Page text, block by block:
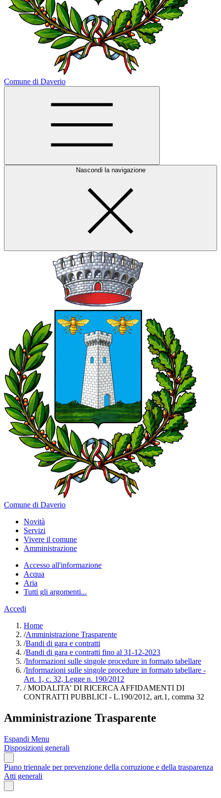
Comune di Daverio
Nascondi la navigazione
Comune di Daverio
Novità
Servizi
Vivere il comune
Amministrazione
Accesso all'informazione
Acqua
Aria
Tutti gli argomenti...
Accedi
Home
/Amministrazione Trasparente
/Bandi di gara e contratti
/Bandi di gara e contratti fino al 31-12-2023
/Informazioni sulle singole procedure in formato tabellare
/Informazioni sulle singole procedure in formato tabellare -
Art. 1, c. 32, Legge n. 190/2012
/MODALITA' DI RICERCA AFFIDAMENTI DI
CONTRATTI PUBBLICI - L.190/2012, art.1, comma 32
Amministrazione Trasparente
Espandi Menu
Disposizioni generali
Piano triennale per prevenzione della corruzione e della trasparenza
Atti generali